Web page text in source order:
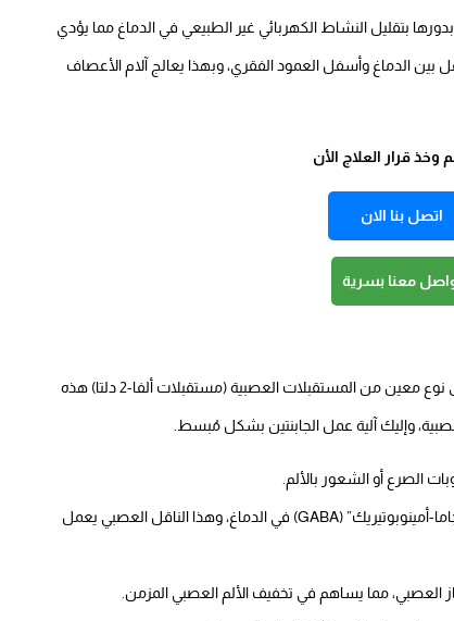
بدورها بتقليل النشاط الكهربائي غير الطبيعي في الدماغ مما يؤدي
بين الدماغ وأسفل العمود الفقري، وبهذا يعالج آلام الأعصاف
وخذ قرار العلاج الأن
اتصل بنا الان
معنا بسرية
على الجهاز العصبي المركزي، وتحديدًا على نوع معين من المستقبلات العصبية (مستقبلات ألفا-2 دلتا) هذه
وإليك آلية عمل الجابنتين بشكل مُبسط.
الصرع أو الشعور بالألم.
يزيد الجابنتين من تركيز ناقل عصبي يسمى “حمض جاما-أمينوبوتيريك” (GABA) في الدماغ، وهذا الناقل العصبي يعمل
العصبي، مما يساهم في تخفيف الألم العصبي المزمن.